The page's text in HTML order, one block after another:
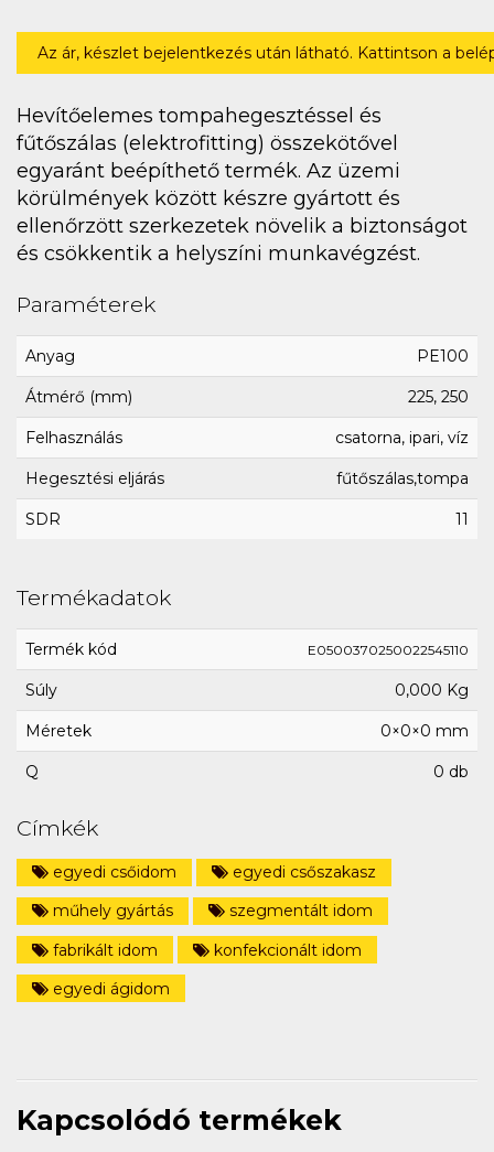
Az ár, készlet bejelentkezés után látható. Kattintson a
Hevítőelemes tompahegesztéssel és
fűtőszálas (elektrofitting) összekötővel
egyaránt beépíthető termék. Az üzemi
körülmények között készre gyártott és
ellenőrzött szerkezetek növelik a biztonságot
és csökkentik a helyszíni munkavégzést.
Paraméterek
Anyag PE100
Átmérő (mm) 225, 250
Felhasználás csatorna, ipari, víz
Hegesztési eljárás fűtőszálas,tompa
SDR 11
Termékadatok
Termék kód E0500370250022545110
Súly 0,000 Kg
Méretek 0×0×0 mm
Q 0 db
Címkék
egyedi csőidom
egyedi csőszakasz
műhely gyártás
szegmentált idom
fabrikált idom
konfekcionált idom
egyedi ágidom
Kapcsolódó termékek